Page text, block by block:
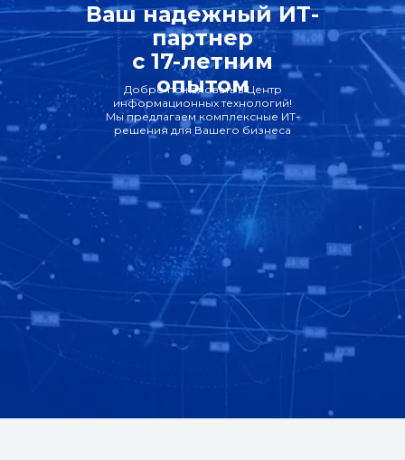
Добро пожаловать в Центр
информационных технологий!
Мы предлагаем комплексные ИТ-
решения для Вашего бизнеса
Ваш надежный ИТ-
партнер
с 17-летним
опытом